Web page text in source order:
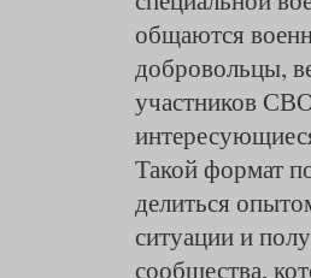
общаются
добровольцы,
участников
Такой формат
делиться
ситуации и
сообщества,